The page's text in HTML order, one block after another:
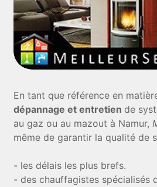
En tant que référence en
dépannage et entretien de
au gaz ou au mazout à Namur,
même de garantir la qualité de
- les délais les plus brefs.
- des chauffagistes spécialisés